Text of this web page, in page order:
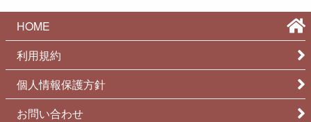
HOME
利用規約
個人情報保護方針
お問い合わせ